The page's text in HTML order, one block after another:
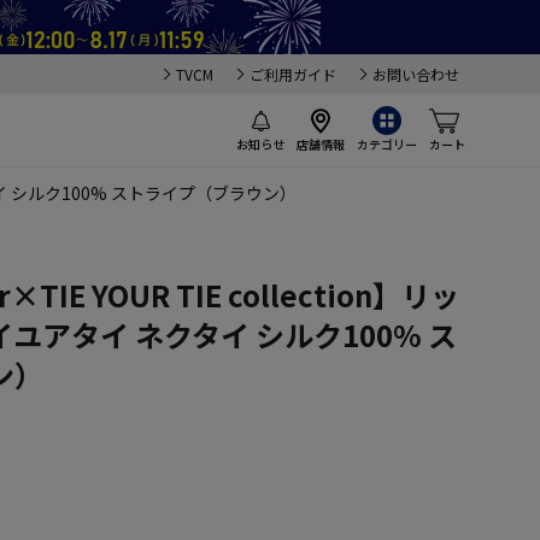
TVCM ご利用ガイド お問い合わせ
お知らせ 店舗情報 カテゴリー カート
ルク100% ストライプ（ブラウン）
YOUR TIE collection】リッ
アタイ ネクタイ シルク100% ス